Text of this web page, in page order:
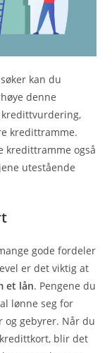
kan du
denne
kredittvurdering,
kredittramme.
kredittramme også
utestående
gode fordeler
er det viktig at
et lån. Pengene du
lønne seg for
og gebyrer. Når du
blir det